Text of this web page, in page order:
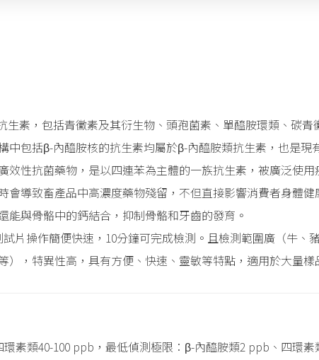
生素，包括青黴素及其衍生物、頭孢菌素、單醯胺環類、碳青
中包括β-內醯胺核的抗生素均屬於β-內醯胺類抗生素，也是現
效性抗菌藥物，是以四連苯為主體的一族抗生素，被廣泛使用
會導致畜產品中高濃度藥物殘留，不但直接影響消費者身體健
能與骨骼中的鈣結合，抑制骨骼和牙齒的發育。
片操作簡便快速，10分鐘可完成檢測。且檢測範圍廣（牛、
），特異性高，具有方便、快速、靈敏等特點，適用於大量樣
素類40-100 ppb，最低偵測極限：β-內醯胺類2 ppb、四環素